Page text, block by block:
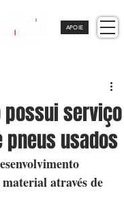
APOIE
possui serviço
usados
através de